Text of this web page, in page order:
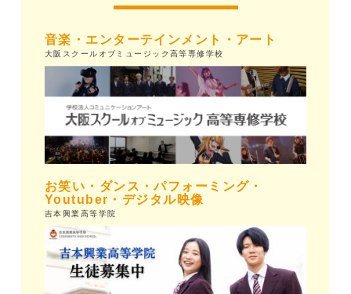
音楽・エンターテインメント・アート
大阪スクールオブミュージック高等専修学校
お笑い・ダンス・パフォーミング・
Youtuber・デジタル映像
吉本興業高等学院